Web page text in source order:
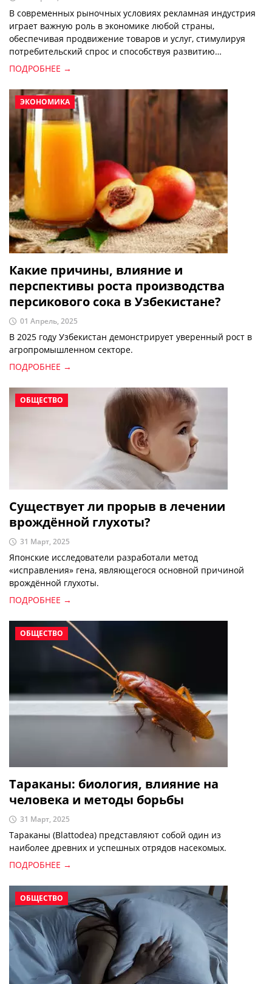
В современных рыночных условиях рекламная индустрия
играет важную роль в экономике любой страны,
обеспечивая продвижение товаров и услуг, стимулируя
потребительский спрос и способствуя развитию
конкуренции.
ПОДРОБНЕЕ →
ЭКОНОМИКА
Какие причины, влияние и
перспективы роста производства
персикового сока в Узбекистане?
01 Апрель, 2025
В 2025 году Узбекистан демонстрирует уверенный рост в
агропромышленном секторе.
ПОДРОБНЕЕ →
ОБЩЕСТВО
Существует ли прорыв в лечении
врождённой глухоты?
31 Март, 2025
Японские исследователи разработали метод
«исправления» гена, являющегося основной причиной
врождённой глухоты.
ПОДРОБНЕЕ →
ОБЩЕСТВО
Тараканы: биология, влияние на
человека и методы борьбы
31 Март, 2025
Тараканы (Blattodea) представляют собой один из
наиболее древних и успешных отрядов насекомых.
ПОДРОБНЕЕ →
ОБЩЕСТВО